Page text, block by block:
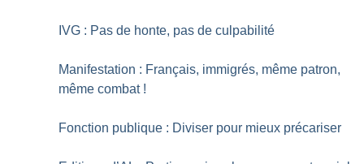
IVG : Pas de honte, pas de culpabilité
Manifestation : Français, immigrés, même patron,
même combat !
Fonction publique : Diviser pour mieux précariser